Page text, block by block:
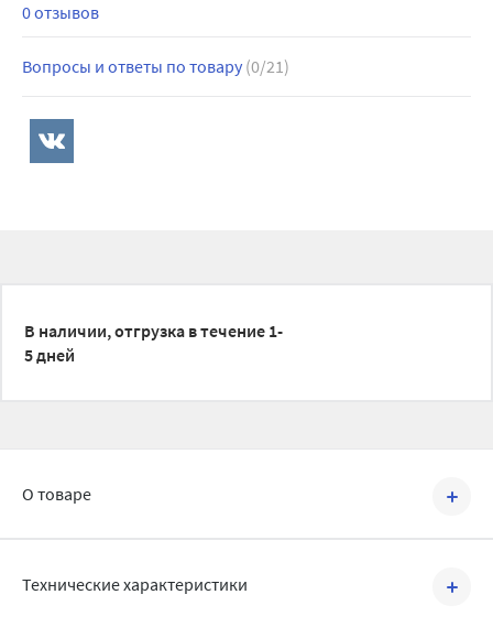
0 отзывов
Вопросы и ответы по товару (0/21)
В наличии, отгрузка в течение 1-
5 дней
О товаре
Технические характеристики